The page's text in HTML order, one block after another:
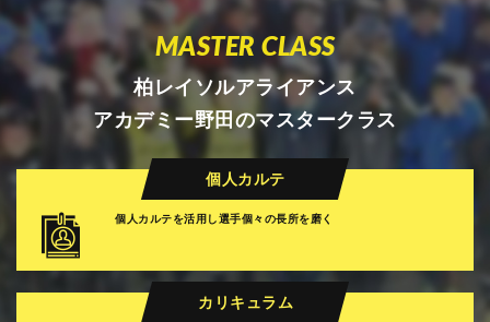
MASTER CLASS
柏レイソルアライアンス
アカデミー野田のマスタークラス
個人カルテ
個人カルテを活用し選手個々の長所を磨く
カリキュラム